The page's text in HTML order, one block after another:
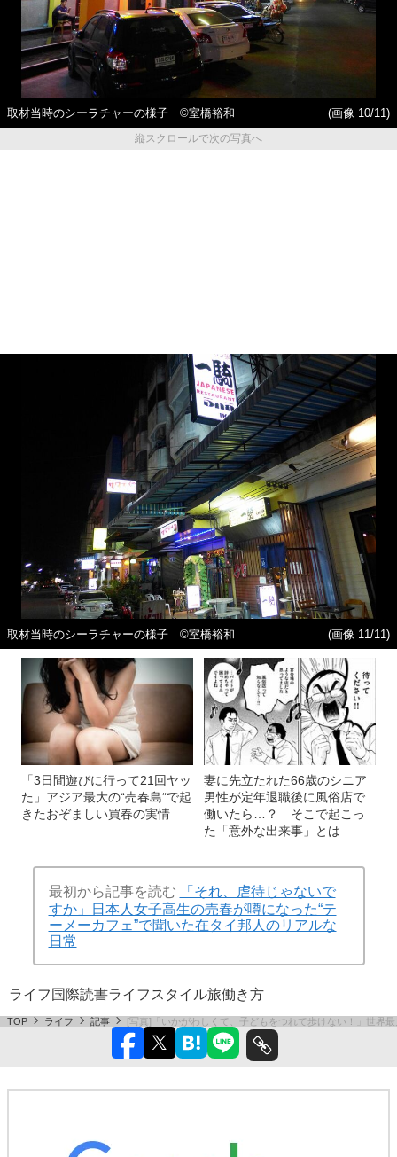
取材当時のシーラチャーの様子 ©室橋裕和
(画像 10/11)
縦スクロールで次の写真へ
取材当時のシーラチャーの様子 ©室橋裕和 (画像 11/11)
「3日間遊びに行って21回ヤッ
た」アジア最大の“売春島”で起
きたおぞましい買春の実情
妻に先立たれた66歳のシニア
男性が定年退職後に風俗店で
働いたら…？ そこで起こっ
た「意外な出来事」とは
最初から記事を読む
「それ、虐待じゃないで
すか」日本人女子高生の売春が噂になった“テ
ーメーカフェ”で聞いた在タイ邦人のリアルな
日常
ライフ 国際読書ライフスタイル旅働き方
TOP ライフ 記事 [写真]「いかがわしくて、子どもをつれて歩けない！」世界